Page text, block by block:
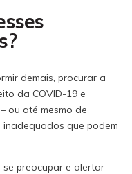
demais, procurar a
da COVID-19 e
ou até mesmo de
que podem
preocupar e alertar